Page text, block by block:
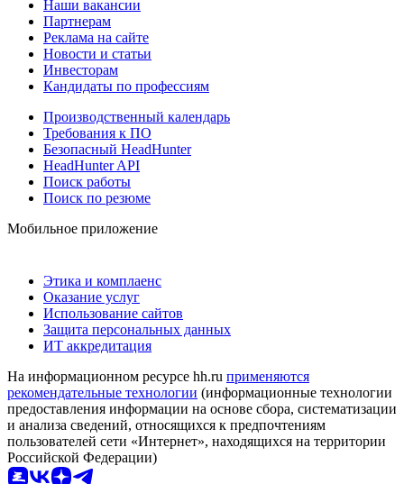
Наши вакансии
Партнерам
Реклама на сайте
Новости и статьи
Инвесторам
Кандидаты по профессиям
Производственный календарь
Требования к ПО
Безопасный HeadHunter
HeadHunter API
Поиск работы
Поиск по резюме
Мобильное приложение
Этика и комплаенс
Оказание услуг
Использование сайтов
Защита персональных данных
ИТ аккредитация
На информационном ресурсе hh.ru применяются
рекомендательные технологии (информационные технологии
предоставления информации на основе сбора, систематизации
и анализа сведений, относящихся к предпочтениям
пользователей сети «Интернет», находящихся на территории
Российской Федерации)